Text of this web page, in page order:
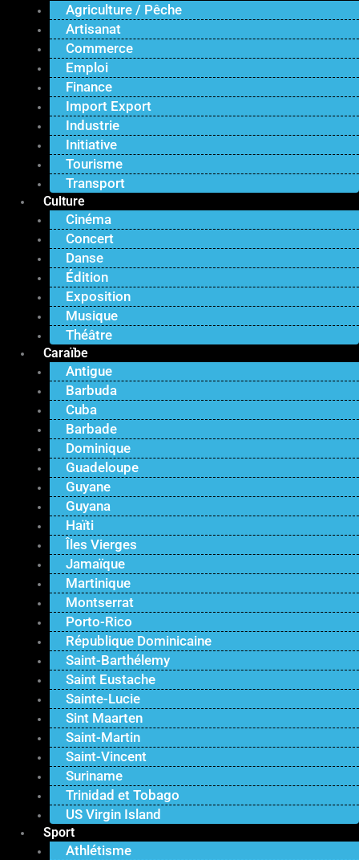
Agriculture / Pêche
Artisanat
Commerce
Emploi
Finance
Import Export
Industrie
Initiative
Tourisme
Transport
Culture
Cinéma
Concert
Danse
Édition
Exposition
Musique
Théâtre
Caraïbe
Antigue
Barbuda
Cuba
Barbade
Dominique
Guadeloupe
Guyane
Guyana
Haïti
Îles Vierges
Jamaïque
Martinique
Montserrat
Porto-Rico
République Dominicaine
Saint-Barthélemy
Saint Eustache
Sainte-Lucie
Sint Maarten
Saint-Martin
Saint-Vincent
Suriname
Trinidad et Tobago
US Virgin Island
Sport
Athlétisme